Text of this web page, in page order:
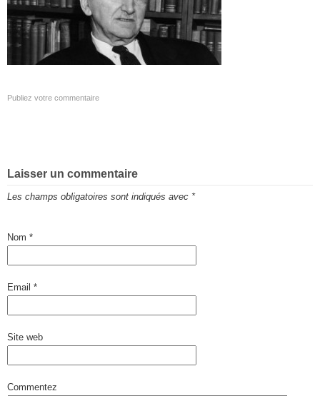
Publiez votre commentaire
Laisser un commentaire
Les champs obligatoires sont indiqués avec *
Nom *
Email *
Site web
Commentez